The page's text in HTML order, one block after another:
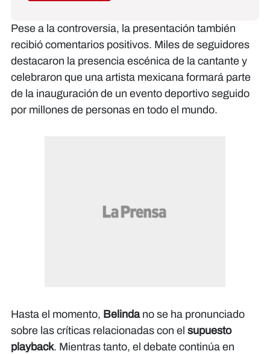
Pese a la controversia, la presentación también
recibió comentarios positivos. Miles de seguidores
destacaron la presencia escénica de la cantante y
celebraron que una artista mexicana formará parte
de la inauguración de un evento deportivo seguido
por millones de personas en todo el mundo.
Hasta el momento, Belindano se ha pronunciado
sobre las críticas relacionadas con el supuesto
playback. Mientras tanto, el debate continúa en